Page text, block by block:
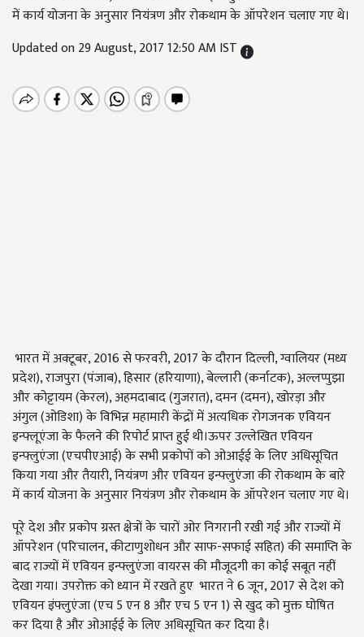
में कार्य योजना के अनुसार नियंत्रण और रोकथाम के ऑपरेशन चलाए गए थे।
Updated on 29 August, 2017 12:50 AM IST
भारत में अक्टूबर, 2016 से फरवरी, 2017 के दौरान दिल्ली, ग्वालियर (मध्य
प्रदेश), राजपुरा (पंजाब), हिसार (हरियाणा), बेल्लारी (कर्नाटक), अल्लप्पुझा
और कोट्टायम (केरल), अहमदाबाद (गुजरात), दमन (दमन), खोरड़ा और
अंगुल (ओडिशा) के विभिन्न महामारी केंद्रों में अत्यधिक रोगजनक एवियन
इन्फ्लूएंजा के फैलने की रिपोर्ट प्राप्त हुई थी।ऊपर उल्लेखित एवियन
इन्फ्लुएंजा (एचपीएआई) के सभी प्रकोपों को ओआईई के लिए अधिसूचित
किया गया और तैयारी, नियंत्रण और एवियन इन्फ्लुएंजा की रोकथाम के बारे
में कार्य योजना के अनुसार नियंत्रण और रोकथाम के ऑपरेशन चलाए गए थे।
पूरे देश और प्रकोप ग्रस्त क्षेत्रों के चारों ओर निगरानी रखी गई और राज्यों में
ऑपरेशन (परिचालन, कीटाणुशोधन और साफ-सफाई सहित) की समाप्ति के
बाद राज्यों में एवियन इन्फ्लुएंजा वायरस की मौजूदगी का कोई सबूत नहीं
देखा गया। उपरोक्त को ध्यान में रखते हुए भारत ने 6 जून, 2017 से देश को
एवियन इंफ्लुएंजा (एच 5 एन 8 और एच 5 एन 1) से खुद को मुक्त घोषित
कर दिया है और ओआईई के लिए अधिसूचित कर दिया है।